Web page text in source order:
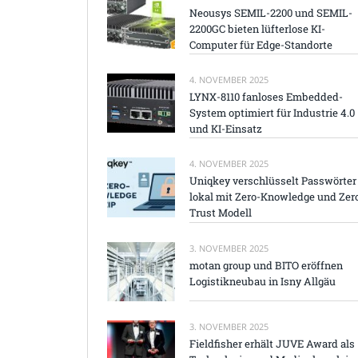
Neousys SEMIL-2200 und SEMIL-
2200GC bieten lüfterlose KI-
Computer für Edge-Standorte
4. NOVEMBER 2025
LYNX-8110 fanloses Embedded-
System optimiert für Industrie 4.0
und KI-Einsatz
4. NOVEMBER 2025
Uniqkey verschlüsselt Passwörter
lokal mit Zero-Knowledge und
Trust Modell
3. NOVEMBER 2025
motan group und BITO eröffnen
Logistikneubau in Isny Allgäu
3. NOVEMBER 2025
Fieldfisher erhält JUVE Award als